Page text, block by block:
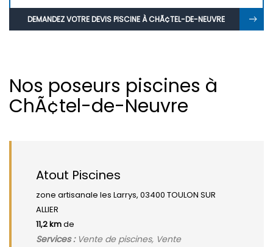
DEMANDEZ VOTRE DEVIS PISCINE À CHÃ¢TEL-DE-NEUVRE
Nos poseurs piscines à
ChÃ¢tel-de-Neuvre
Atout Piscines
zone artisanale les Larrys, 03400 TOULON SUR
ALLIER
11,2 kmde
Services :Vente de piscines, Vente